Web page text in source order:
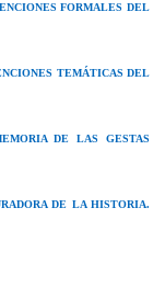
FORMALES DEL
TEMÁTICAS DEL
DE LAS GESTAS
DE LA HISTORIA.